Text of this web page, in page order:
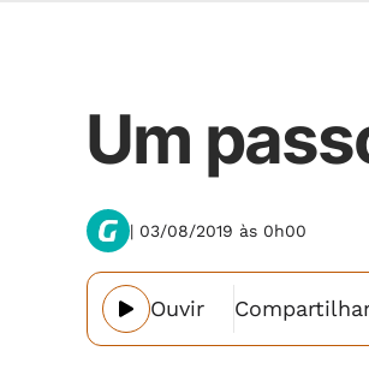
Um
| 03/08/2019 às 0h00
Ouvir